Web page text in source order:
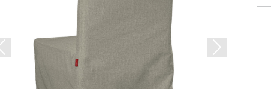
Previous Next